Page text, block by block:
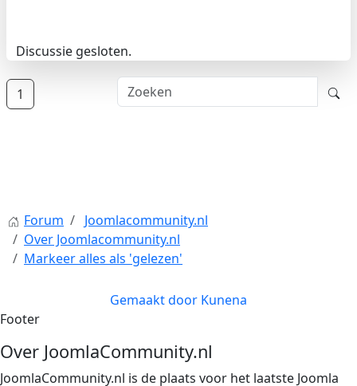
Discussie gesloten.
1
Forum
Joomlacommunity.nl
Over Joomlacommunity.nl
Markeer alles als 'gelezen'
Gemaakt door Kunena
Footer
Over JoomlaCommunity.nl
JoomlaCommunity.nl is de plaats voor het laatste Joomla